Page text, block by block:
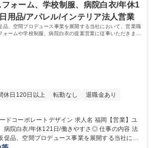
。■拡大初期のフェーズのメンバーとして活躍が
ォーム、学校制服、病院白衣/年休1
用品/アパレル/インテリア法人営業
品、空間プロデュース事業を展開する当社において、営業職
ォームや学校制服、病院白衣の提案営業に従事いただきま
休日120日以上 転勤なし 退職金あり
ートデザイン 求人名 福岡【営業】ユ
衣/年休121日/働きやすさ◎ 仕事の内容 法
促品、空間プロデュース事業を展開する当社にお